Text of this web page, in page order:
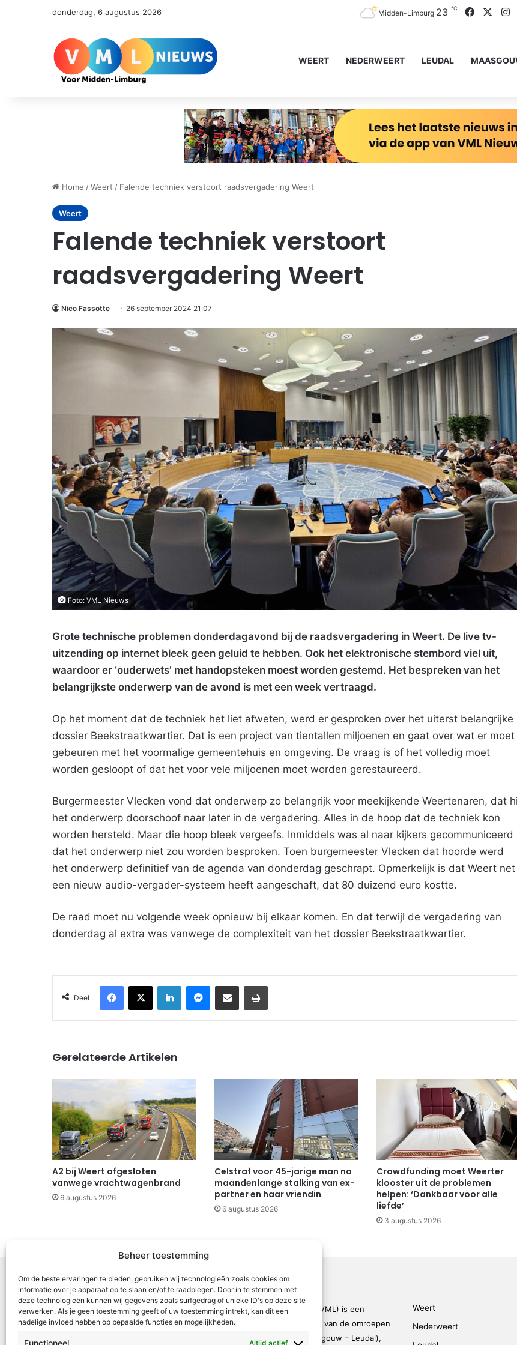
Beheer toestemming
Om de beste ervaringen te bieden, gebruiken wij technologieën zoals cookies om
informatie over je apparaat op te slaan en/of te raadplegen. Door in te stemmen met
deze technologieën kunnen wij gegevens zoals surfgedrag of unieke ID's op deze site
verwerken. Als je geen toestemming geeft of uw toestemming intrekt, kan dit een
nadelige invloed hebben op bepaalde functies en mogelijkheden.
Functioneel Altijd actief
donderdag, 6 augustus 2026 Midden-Limburg 23 ℃ Facebook
WEERT NEDERWEERT LEUDAL
Home /Weert / Falende techniek verstoort raadsvergadering Weert
Weert
Falende techniek verstoort
raadsvergadering Weert
Nico Fassotte 26 september 2024 21:07
Foto: VML Nieuws
Grote technische problemen donderdagavond bij de raadsvergadering in Weert. De live tv-
uitzending op internet bleek geen geluid te hebben. Ook het elektronische stembord viel uit,
waardoor er ‘ouderwets’ met handopsteken moest worden gestemd. Het bespreken van het
belangrijkste onderwerp van de avond is met een week vertraagd.
Op het moment dat de techniek het liet afweten, werd er gesproken over het uiterst belangrijke
dossier Beekstraatkwartier. Dat is een project van tientallen miljoenen en gaat over wat er moet
gebeuren met het voormalige gemeentehuis en omgeving. De vraag is of het volledig moet
worden gesloopt of dat het voor vele miljoenen moet worden gerestaureerd.
Burgermeester Vlecken vond dat onderwerp zo belangrijk voor meekijkende Weertenaren, dat
het onderwerp doorschoof naar later in de vergadering. Alles in de hoop dat de techniek kon
worden hersteld. Maar die hoop bleek vergeefs. Inmiddels was al naar kijkers gecommuniceerd
dat het onderwerp niet zou worden besproken. Toen burgemeester Vlecken dat hoorde werd
het onderwerp definitief van de agenda van donderdag geschrapt. Opmerkelijk is dat Weert net
een nieuw audio-vergader-systeem heeft aangeschaft, dat 80 duizend euro kostte.
De raad moet nu volgende week opnieuw bij elkaar komen. En dat terwijl de vergadering van
donderdag al extra was vanwege de complexiteit van het dossier Beekstraatkwartier.
Deel
Facebook
X LinkedInMessenger
Deel via Email Print
Gerelateerde Artikelen
A2 bij Weert afgesloten
vanwege vrachtwagenbrand
6 augustus 2026
Celstraf voor 45-jarige man na
maandenlange stalking van ex-
partner en haar vriendin
6 augustus 2026
Crowdfunding moet Weerter
klooster uit de problemen
helpen: ‘Dankbaar voor alle
liefde’
3 augustus 2026
Voor Midden-Limburg (VML) is een
samenwerkingsverband van de omroepen
ML5 (Roermond – Maasgouw – Leudal),
Weert
Nederweert